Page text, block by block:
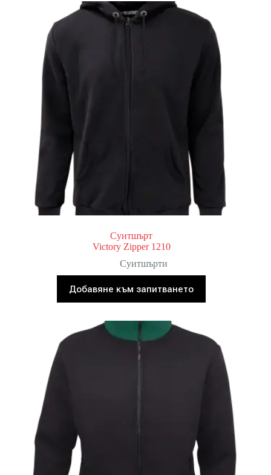
Суитшърт
Victory Zipper 1210
Суитшърти
Добавяне към запитването